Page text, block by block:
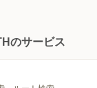
のサービス